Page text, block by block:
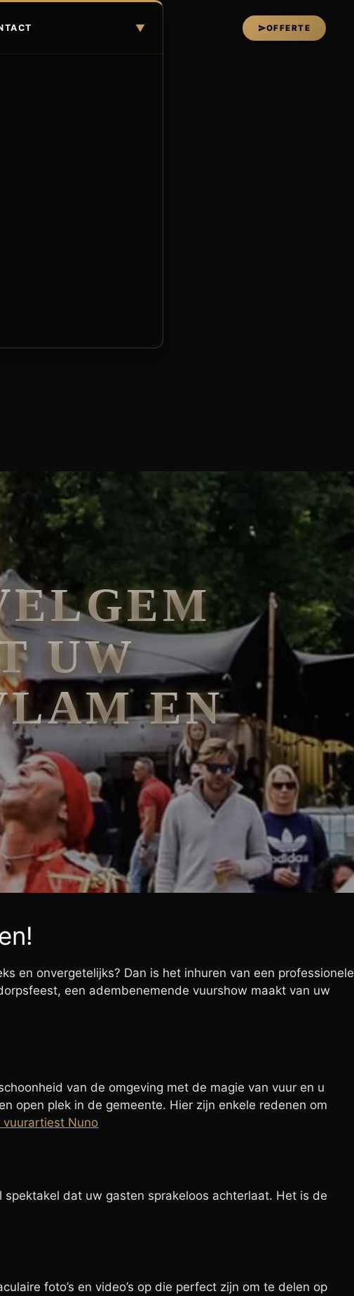
OFFERTE
▼
UW
EN
en onvergetelijks? Dan is het inhuren van een professionele
een adembenemende vuurshow maakt van uw
van de omgeving met de magie van vuur en u
open plek in de gemeente. Hier zijn enkele redenen om
Nuno
dat uw gasten sprakeloos achterlaat. Het is de
foto’s en video’s op die perfect zijn om te delen op